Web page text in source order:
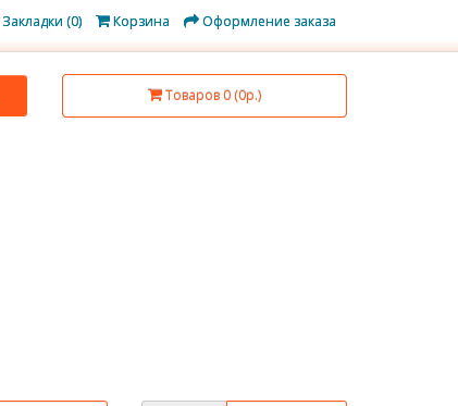
Закладки (0) Корзина Оформление заказа
Товаров 0 (0р.)